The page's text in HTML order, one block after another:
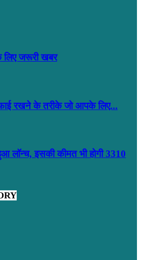
जरूरी खबर
रखने के तरीके जो आपके लिए...
लॉन्च, इसकी कीमत भी होगी 3310